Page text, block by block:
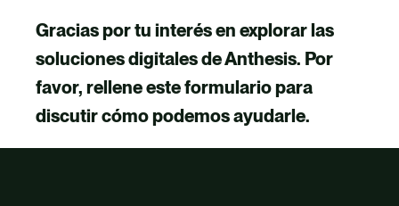
Gracias por tu interés en explorar las
soluciones digitales de Anthesis. Por
favor, rellene este formulario para
discutir cómo podemos ayudarle.